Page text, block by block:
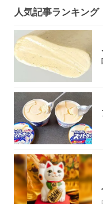
人気記事ランキング